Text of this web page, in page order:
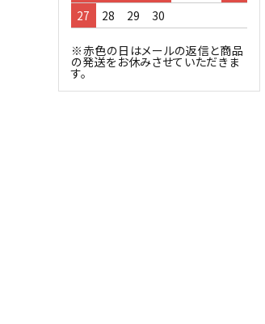
27
28 29 30
※赤色の日はメールの返信と商品
の発送をお休みさせていただきま
す。